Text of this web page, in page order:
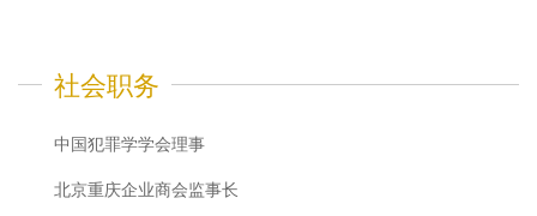
社会职务
中国犯罪学学会理事
北京重庆企业商会监事长